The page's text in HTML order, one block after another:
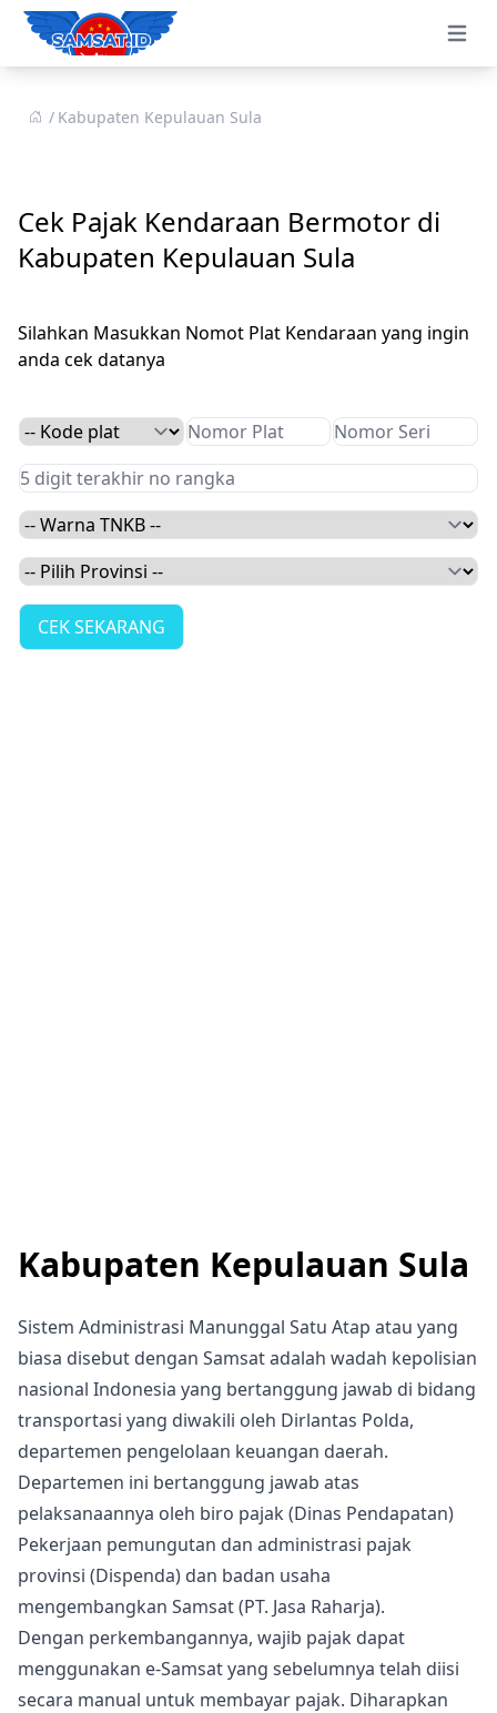
Open
Kabupaten Kepulauan Sula
Cek Pajak Kendaraan Bermotor di
Kabupaten Kepulauan Sula
Silahkan Masukkan Nomot Plat Kendaraan yang ingin
anda cek datanya
Kabupaten Kepulauan Sula
Sistem Administrasi Manunggal Satu Atap atau yang
biasa disebut dengan Samsat adalah wadah kepolisian
nasional Indonesia yang bertanggung jawab di bidang
transportasi yang diwakili oleh Dirlantas Polda,
departemen pengelolaan keuangan daerah.
Departemen ini bertanggung jawab atas
pelaksanaannya oleh biro pajak (Dinas Pendapatan)
Pekerjaan pemungutan dan administrasi pajak
provinsi (Dispenda) dan badan usaha
mengembangkan Samsat (PT. Jasa Raharja).
Dengan perkembangannya, wajib pajak dapat
menggunakan e-Samsat yang sebelumnya telah diisi
secara manual untuk membayar pajak. Diharapkan